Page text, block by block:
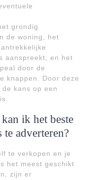
grondig
de woning, het
aanspreekt, en het
door de
knappen. Door deze
kans op een
ik het beste
adverteren?
te verkopen en je
het meest geschikt
zijn er